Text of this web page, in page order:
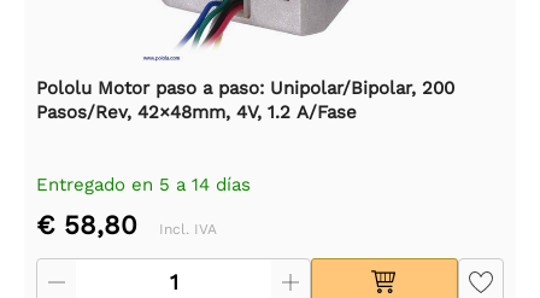
Pololu Motor paso a paso: Unipolar/Bipolar, 200
Pasos/Rev, 42×48mm, 4V, 1.2 A/Fase
Entregado en 5 a 14 días
€ 58,80 Incl. IVA